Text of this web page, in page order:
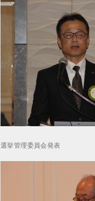
選挙管理委員会発表